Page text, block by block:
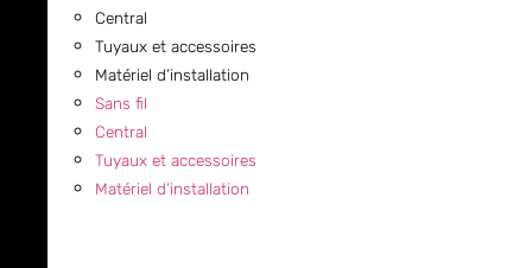
Central
Tuyaux et accessoires
Matériel d’installation
Sans fil
Central
Tuyaux et accessoires
Matériel d’installation